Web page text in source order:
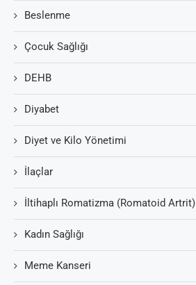
Beslenme
Çocuk Sağlığı
DEHB
Diyabet
Diyet ve Kilo Yönetimi
İlaçlar
İltihaplı Romatizma (Romatoid Artrit)
Kadın Sağlığı
Meme Kanseri